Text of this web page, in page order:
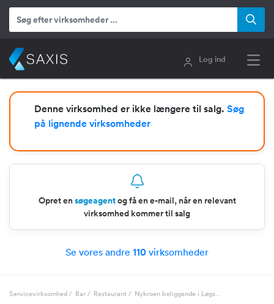
Log ind
Denne virksomhed er ikke længere til salg. Søg
på lignende virksomheder
Opret en søgeagentog få en e-mail, når en relevant
virksomhed kommer til salg
Se vores andre 110 virksomheder
Servicevirksomhed/ Bar/ Restaurant/ Nykroen beliggende i Løgs...